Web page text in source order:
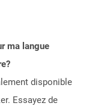
ma langue
disponible
Essayez de